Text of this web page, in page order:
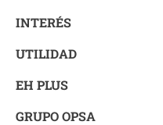
INTERÉS
UTILIDAD
EH PLUS
GRUPO OPSA